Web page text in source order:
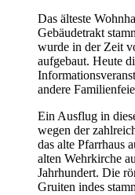
Das älteste
Gebäudetrakt
wurde in der Zeit
aufgebaut. Heute
andere
Ein Ausflug in
wegen der
das alte Pfarrhaus
alten Wehrkirche
Jahrhundert. Die
Gruiten indes